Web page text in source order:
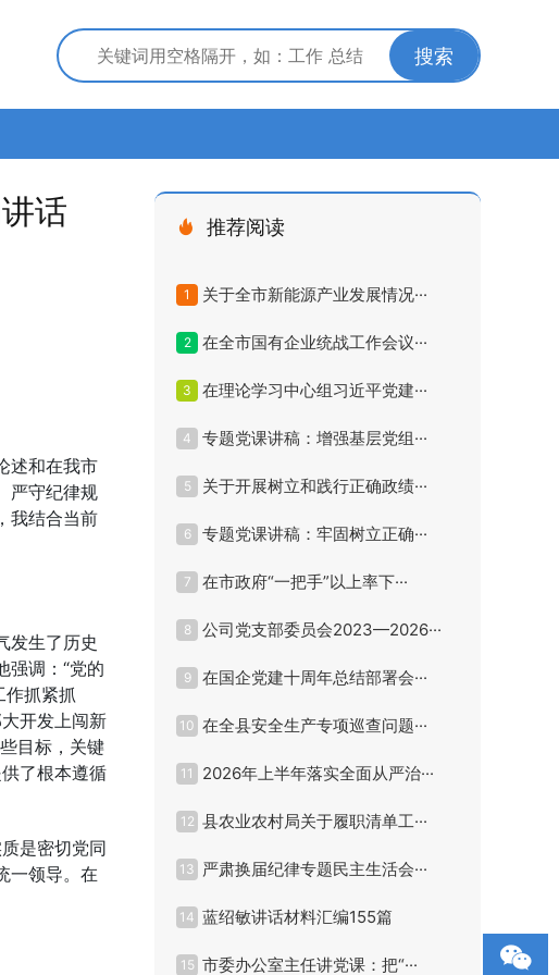
搜索
话
述和在我市
严守纪律规
我结合当前
发生了历史
强调：“党的
作抓紧抓
开发上闯新
目标，关键
了根本遵循
是密切党同
一领导。在
推荐阅读
1 关于全市新能源产业发展情况···
2 在全市国有企业统战工作会议···
3 在理论学习中心组习近平党建···
4 专题党课讲稿：增强基层党组···
5 关于开展树立和践行正确政绩···
6 专题党课讲稿：牢固树立正确···
7 在市政府“一把手”以上率下···
8 公司党支部委员会2023—2026···
9 在国企党建十周年总结部署会···
10 在全县安全生产专项巡查问题···
11 2026年上半年落实全面从严治···
12 县农业农村局关于履职清单工···
13 严肃换届纪律专题民主生活会···
14 蓝绍敏讲话材料汇编155篇
15 市委办公室主任讲党课：把“···